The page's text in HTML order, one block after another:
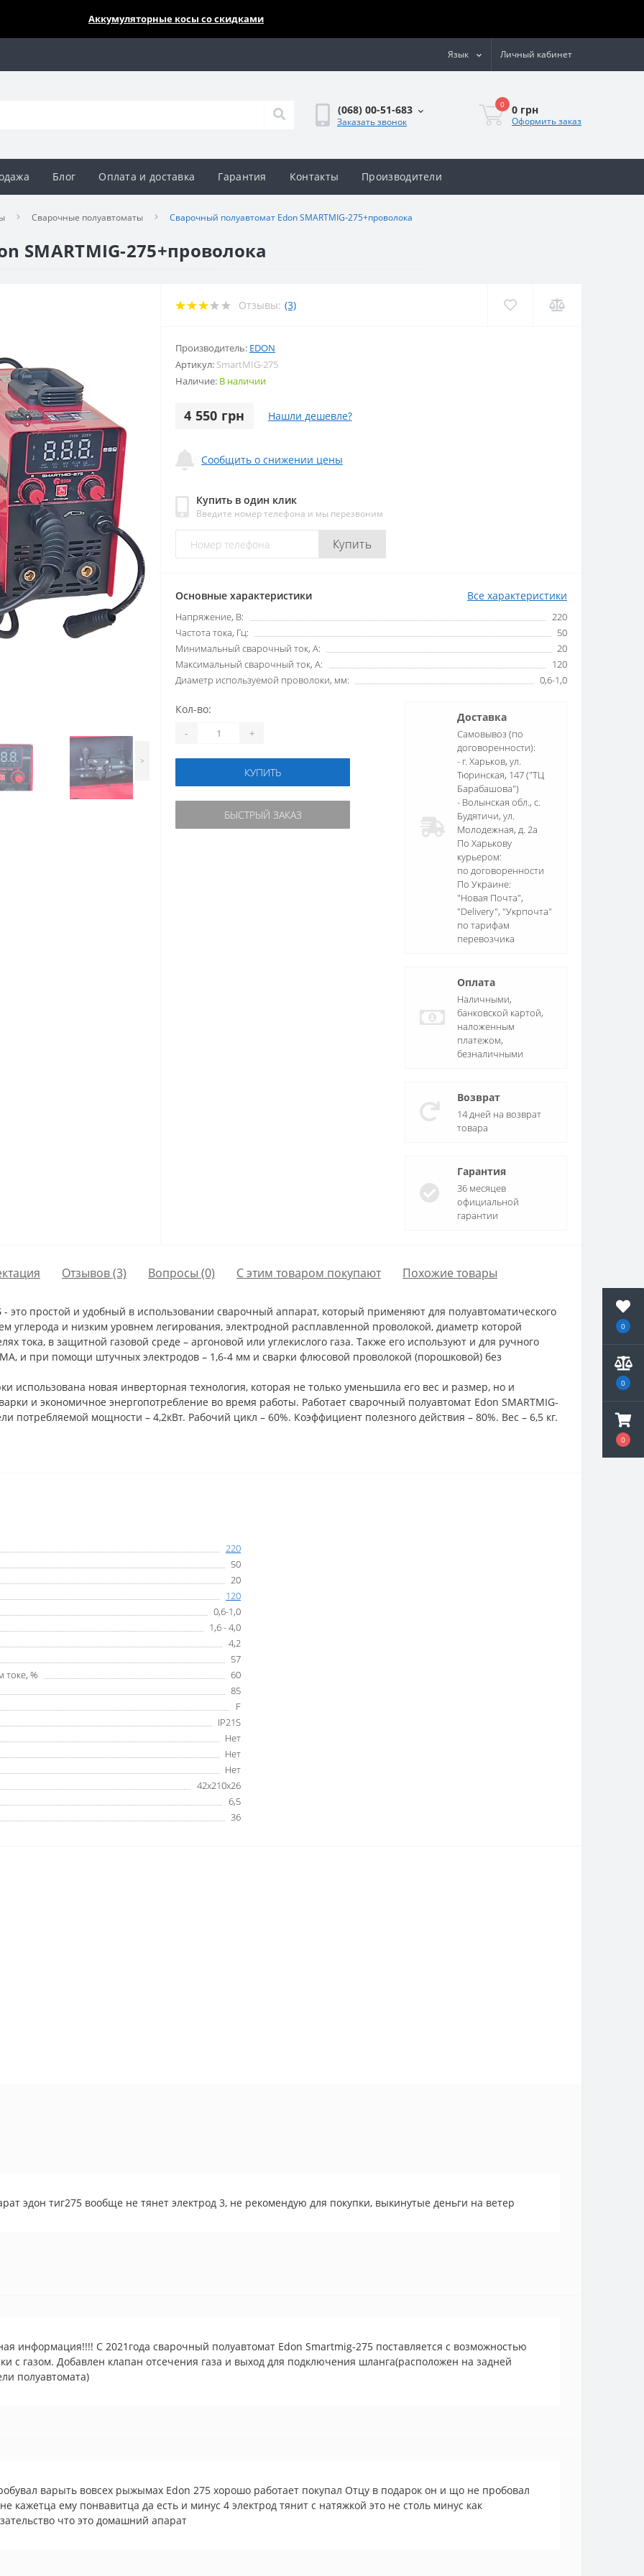
0
0
0
Аккумуляторные косы со скидками
Язык Личный кабинет
(068) 00-51-683
Заказать звонок
0 0 грн
Оформить заказ
Блог Оплата и доставка Гарантия Контакты Производители
Сварочные полуавтоматы Сварочный полуавтомат Edon SMARTMIG-275+проволока
SMARTMIG-275+проволока
>
Отзывы: (3)
Производитель: EDON
Артикул: SmartMIG-275
Наличие: В наличии
4 550 грн Нашли дешевле?
Сообщить о снижении цены
Купить в один клик
Введите номер телефона и мы перезвоним
Купить
Основные характеристики Все характеристики
Напряжение, В:
220
Частота тока, Гц:
50
Минимальный сварочный ток, А:
20
Максимальный сварочный ток, А:
120
Диаметр используемой проволоки, мм:
0,6-1,0
Кол-во:
- +
КУПИТЬ
БЫСТРЫЙ ЗАКАЗ
Доставка
Самовывоз (по
договоренности):
- г. Харьков, ул.
Тюринская, 147 ("ТЦ
Барабашова")
- Волынская обл., c.
Будятичи, ул.
Молодежная, д. 2а
По Харькову
курьером:
по договоренности
По Украине:
"Новая Почта",
"Delivery", "Укрпочта"
по тарифам
перевозчика
Оплата
Наличными,
банковской картой,
наложенным
платежом,
безналичными
Возврат
14 дней на возврат
товара
Гарантия
36 месяцев
официальной
гарантии
Отзывов (3) Вопросы (0) С этим товаром покупают Похожие товары
- это простой и удобный в использовании сварочный аппарат, который применяют для полуавтоматического
углерода и низким уровнем легирования, электродной расплавленной проволокой, диаметр которой
тока, в защитной газовой среде – аргоновой или углекислого газа. Также его используют и для ручного
и при помощи штучных электродов – 1,6-4 мм и сварки флюсовой проволокой (порошковой) без
использована новая инверторная технология, которая не только уменьшила его вес и размер, но и
и экономичное энергопотребление во время работы. Работает сварочный полуавтомат Edon SMARTMIG-
потребляемой мощности – 4,2кВт. Рабочий цикл – 60%. Коэффициент полезного действия – 80%. Вес – 6,5 кг.
220
50
20
120
0,6-1,0
1,6 - 4,0
4,2
57
%
60
85
F
IP21S
Нет
Нет
Нет
42х210х26
6,5
36
эдон тиг275 вообще не тянет электрод 3, не рекомендую для покупки, выкинутые деньги на ветер
информация!!!! С 2021года сварочный полуавтомат Edon Smartmig-275 поставляется с возможностью
с газом. Добавлен клапан отсечения газа и выход для подключения шланга(расположен на задней
полуавтомата)
варыть вовсех рыжымах Edon 275 хорошо работает покупал Отцу в подарок он и що не пробовал
кажетца ему понвавитца да есть и минус 4 электрод тянит с натяжкой это не столь минус как
что это домашний апарат